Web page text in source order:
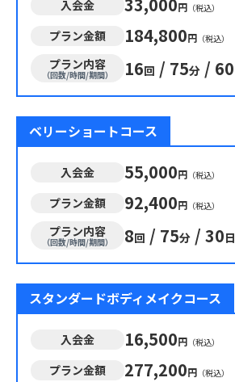
入会金 円 （税込）
プラン金額 184,800円 （税込）
プラン内容
（回数/時間/期間） 16回 / 75分 / 60
ベリーショートコース
入会金 55,000円 （税込）
プラン金額 92,400円 （税込）
プラン内容
（回数/時間/期間） 8回 / 75分 / 30日
スタンダードボディメイクコース
入会金 16,500円 （税込）
プラン金額 277,200円 （税込）